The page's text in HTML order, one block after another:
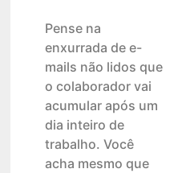
Pense na
enxurrada de e-
mails não lidos que
o colaborador vai
acumular após um
dia inteiro de
trabalho. Você
acha mesmo que